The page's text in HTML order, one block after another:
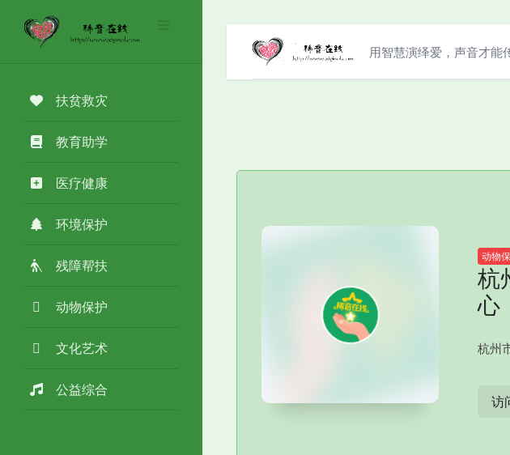
扶贫救灾
教育助学
医疗健康
环境保护
残障帮扶
动物保护
文化艺术
公益综合
用智慧演绎爱，声音才能
动物
杭
心
杭州
访